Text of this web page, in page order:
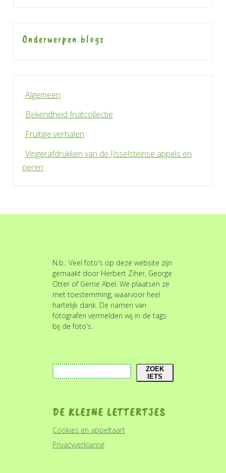
Onderwerpen blogs
Algemeen
Bekendheid fruitcollectie
Fruitige verhalen
Vingerafdrukken van de IJsselsteinse appels en
peren
N.b.: Veel foto's op deze website zijn
gemaakt door Herbert Ziher, George
Otter of Gerrie Abel. We plaatsen ze
met toestemming, waarvoor heel
hartelijk dank. De namen van
fotografen vermelden wij in de tags
bij de foto's.
Zoeken
ZOEK
IETS
DE KLEINE LETTERTJES
Cookies en appeltaart
Privacyverklaring